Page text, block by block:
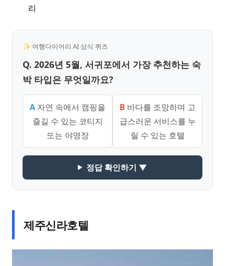
리
✨ 여행다이어리 AI 상식 퀴즈
Q. 2026년 5월, 서귀포에서 가장 추천하는 숙
박 타입은 무엇일까요?
A 자연 속에서 캠핑을
즐길 수 있는 코티지
또는 야영장
B 바다를 조망하며 고
급스러운 서비스를 누
릴 수 있는 호텔
정답 확인하기 ▼
제주신라호텔